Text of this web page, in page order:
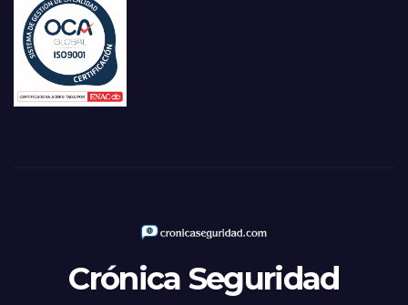
Crónica Seguridad